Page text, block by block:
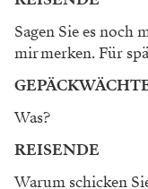
Sagen Sie es noch
mir merken. Für
Was?
REISENDE
Warum schicken